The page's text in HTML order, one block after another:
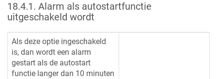
18.4.1 . Alarm als autostartfunctie
uitgeschakeld wordt
Als deze optie ingeschakeld
is, dan wordt een alarm
gestart als de autostart
functie langer dan 10 minuten